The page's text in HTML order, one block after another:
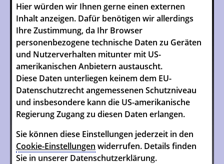
Hier würden wir Ihnen gerne einen externen
Inhalt anzeigen. Dafür benötigen wir allerdings
Ihre Zustimmung, da Ihr Browser
personenbezogene technische Daten zu Geräten
und Nutzerverhalten mitunter mit US-
amerikanischen Anbietern austauscht.
Diese Daten unterliegen keinem dem EU-
Datenschutzrecht angemessenen Schutzniveau
und insbesondere kann die US-amerikanische
Regierung Zugang zu diesen Daten erlangen.
Sie können diese Einstellungen jederzeit in den
Cookie-Einstellungen widerrufen. Details finden
Sie in unserer Datenschutzerklärung.